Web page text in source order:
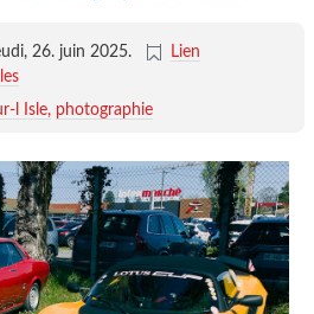
26. juin 2025.
Lien
l Isle photographie